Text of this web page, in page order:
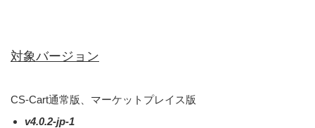
対象バージョン
CS-Cart通常版、マーケットプレイス版
v4.0.2-jp-1